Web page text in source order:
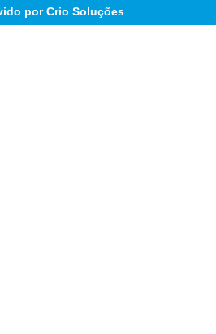
por Crio Soluções